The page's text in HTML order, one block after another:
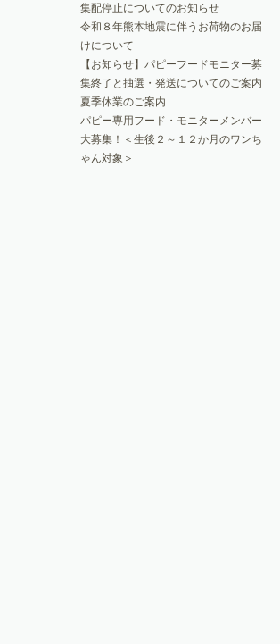
集配停止についてのお知らせ
令和８年熊本地震に伴うお荷物のお届
けについて
【お知らせ】パピーフードモニター募
集終了と抽選・発送についてのご案内
夏季休業のご案内
パピー専用フード・モニターメンバー
大募集！＜生後２～１２か月のワンち
ゃん対象＞